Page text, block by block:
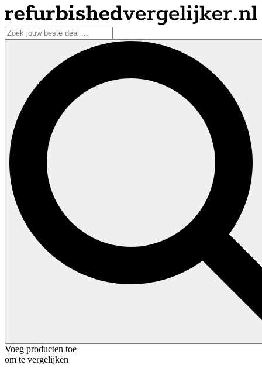
Voeg producten toe
om te vergelijken